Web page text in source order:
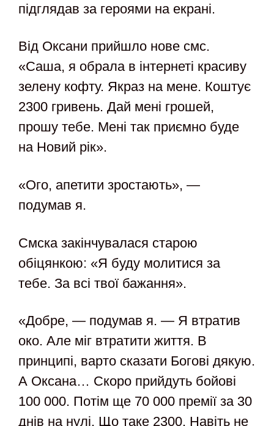
підглядав за героями на екрані.
Від Оксани прийшло нове смс.
«Саша, я обрала в інтернеті красиву
зелену кофту. Якраз на мене. Коштує
2300 гривень. Дай мені грошей,
прошу тебе. Мені так приємно буде
на Новий рік».
«Ого, апетити зростають», —
подумав я.
Смска закінчувалася старою
обіцянкою: «Я буду молитися за
тебе. За всі твої бажання».
«Добре, — подумав я. — Я втратив
око. Але міг втратити життя. В
принципі, варто сказати Богові дякую.
А Оксана… Скоро прийдуть бойові
100 000. Потім ще 70 000 премії за 30
днів на нулі. Що таке 2300. Навіть не